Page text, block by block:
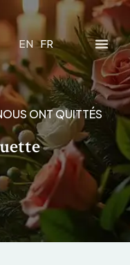
EN FR
ONT QUITTÉS